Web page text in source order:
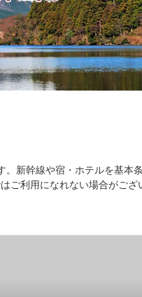
新幹線や宿・ホテルを基本
ご利用になれない場合がご